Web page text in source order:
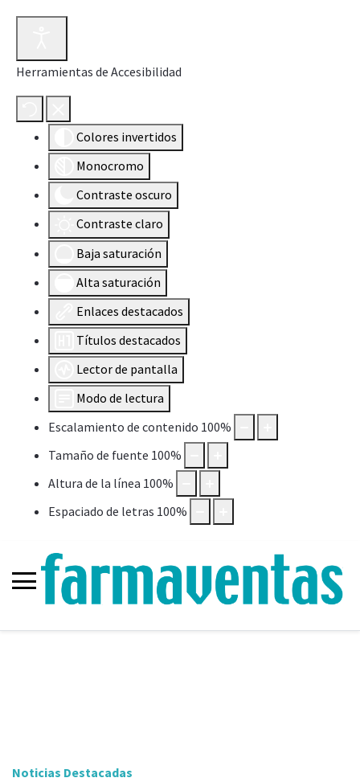
Herramientas de Accesibilidad
Colores invertidos
Monocromo
Contraste oscuro
Contraste claro
Baja saturación
Alta saturación
Enlaces destacados
Títulos destacados
Lector de pantalla
Modo de lectura
Escalamiento de contenido 100%
Tamaño de fuente 100%
Altura de la línea 100%
Espaciado de letras 100%
Noticias Destacadas